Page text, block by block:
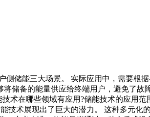
储能三大场景。 实际应用中，需要根
储备的能量供应给终端用户，避免了
术在哪些领域有应用?储能技术的应用
术展现出了巨大的潜力。 这种多元化